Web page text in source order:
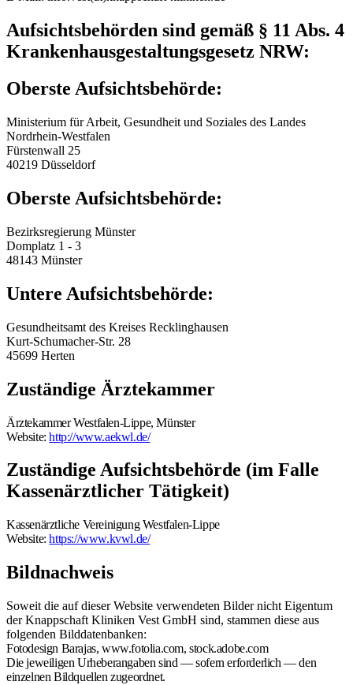
Aufsichtsbehörden sind gemäß § 11 Abs. 4
Krankenhausgestaltungsgesetz NRW:
Oberste Aufsichtsbehörde:
Ministerium für Arbeit, Gesundheit und Soziales des Landes
Nordrhein-Westfalen
Fürstenwall 25
40219 Düsseldorf
Oberste Aufsichtsbehörde:
Bezirksregierung Münster
Domplatz 1 - 3
48143 Münster
Untere Aufsichtsbehörde:
Gesundheitsamt des Kreises Recklinghausen
Kurt-Schumacher-Str. 28
45699 Herten
Zuständige Ärztekammer
Ärztekammer Westfalen-Lippe, Münster
Website:http://www.aekwl.de/
Zuständige Aufsichtsbehörde (im Falle
Kassenärztlicher Tätigkeit)
Kassenärztliche Vereinigung Westfalen-Lippe
Website:https://www.kvwl.de/
Bildnachweis
Soweit die auf dieser Website verwendeten Bilder nicht Eigentum
der Knappschaft Kliniken Vest GmbH sind, stammen diese aus
folgenden Bilddatenbanken:
Fotodesign Barajas, www.fotolia.com,stock.adobe.com
Die jeweiligen Urheberangaben sind — sofern erforderlich — den
einzelnen Bildquellen zugeordnet.